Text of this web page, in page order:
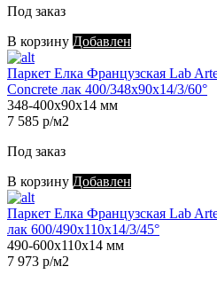
Под заказ
В корзину Добавлен
Паркет Елка Французская Lab
Concrete лак 400/348х90х14/3/60°
348-400х90х14 мм
7 585 р/м2
Под заказ
В корзину Добавлен
Паркет Елка Французская Lab
лак 600/490х110х14/3/45°
490-600х110х14 мм
7 973 р/м2